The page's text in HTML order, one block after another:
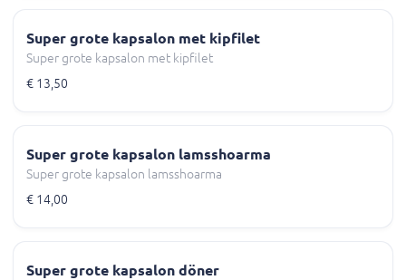
Super grote kapsalon met kipfilet
Super grote kapsalon met kipfilet
€ 13,50
Super grote kapsalon lamsshoarma
Super grote kapsalon lamsshoarma
€ 14,00
Super grote kapsalon döner